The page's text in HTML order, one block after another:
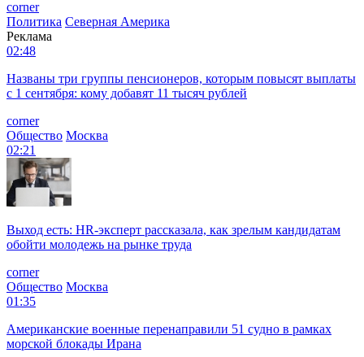
corner
Политика Северная Америка
Реклама
02:48
Названы три группы пенсионеров, которым повысят выплаты
с 1 сентября: кому добавят 11 тысяч рублей
corner
Общество Москва
02:21
Выход есть: HR-эксперт рассказала, как зрелым кандидатам
обойти молодежь на рынке труда
corner
Общество Москва
01:35
Американские военные перенаправили 51 судно в рамках
морской блокады Ирана